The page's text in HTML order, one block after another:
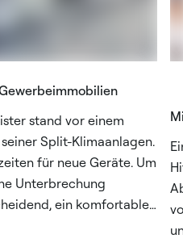
stand vor einem
Split-Klimaanlagen.
für neue Geräte. Um
Unterbrechung
ein komfortables